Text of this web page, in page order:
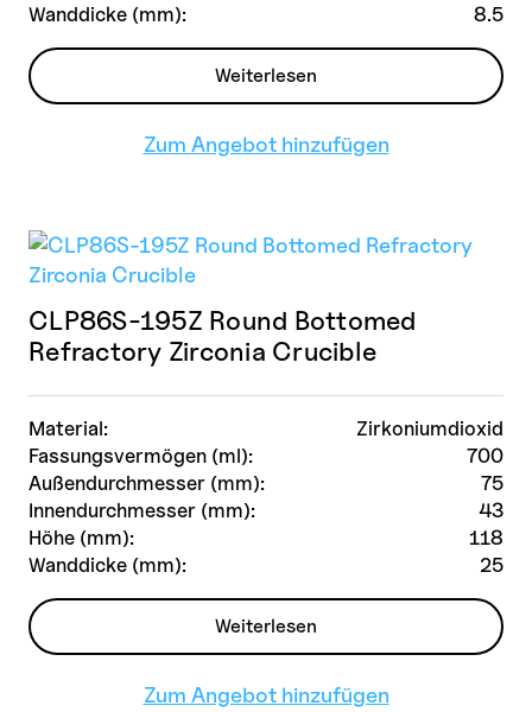
Wanddicke (mm):
8.5
Weiterlesen
Zum Angebot hinzufügen
Material:
Zirkoniumdioxid
Fassungsvermögen (ml):
700
Außendurchmesser (mm):
75
Innendurchmesser (mm):
43
Höhe (mm):
118
Wanddicke (mm):
25
CLP86S-195Z Round Bottomed
Refractory Zirconia Crucible
Weiterlesen
Zum Angebot hinzufügen